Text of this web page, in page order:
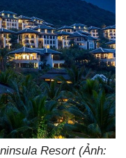
Resort (Ảnh: